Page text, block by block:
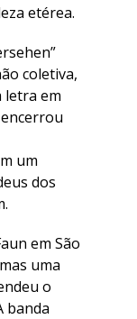
etérea.
coletiva,
letra em
um
dos
em São
uma
o
banda